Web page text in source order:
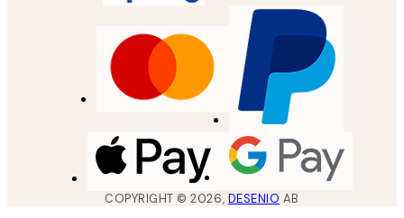
COPYRIGHT ©2026, DESENIO AB